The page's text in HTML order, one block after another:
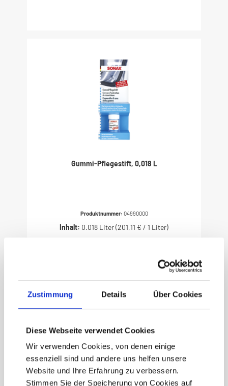
Zustimmung Details Über Cookies
Diese Webseite verwendet Cookies
Wir verwenden Cookies, von denen einige
essenziell sind und andere uns helfen unsere
Website und Ihre Erfahrung zu verbessern.
Stimmen Sie der Speicherung von Cookies auf
Gummi-Pflegestift, 0,018 L
Produktnummer: 04990000
Inhalt: 0.018 Liter(201,11 € / 1 Liter)